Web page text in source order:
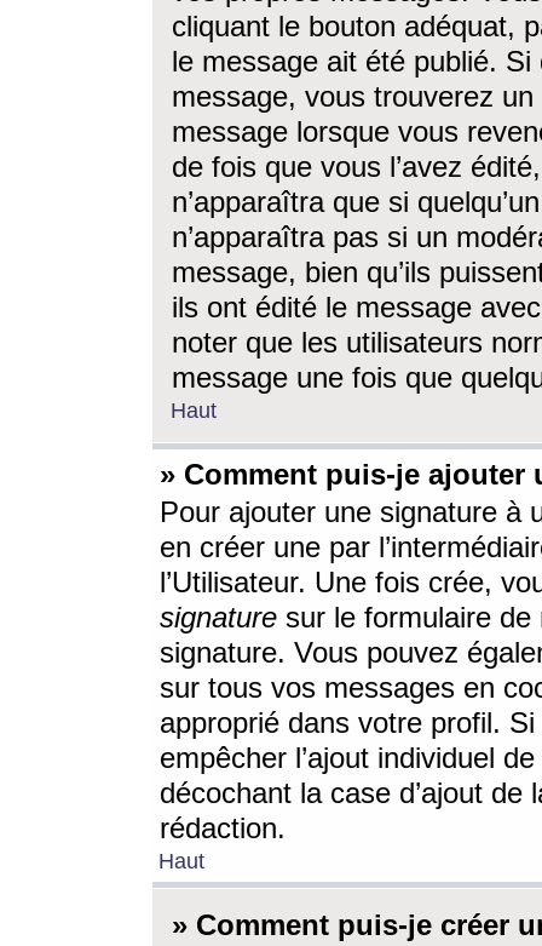
cliquant le bouton adéquat,
le message ait été publié. Si
message, vous trouverez
message lorsque vous
de fois que vous l’avez
n’apparaîtra que si
n’apparaîtra pas si un
message, bien qu’ils
ils ont édité le message
noter que les utilisateurs
message une fois que
Haut
» Comment puis-je ajouter
Pour ajouter une signature à
en créer une par
l’Utilisateur. Une fois crée,
signature sur le formulaire de
signature. Vous pouvez
sur tous vos messages en
approprié dans votre profil.
empêcher l’ajout individuel
décochant la case d’ajout
rédaction.
Haut
» Comment puis-je créer